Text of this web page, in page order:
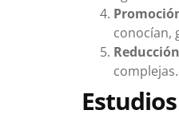
conocían,
complejas.